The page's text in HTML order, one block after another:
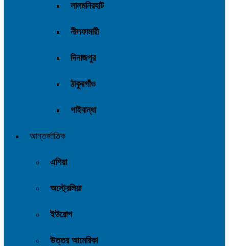
লালমনিরহাট
নীলফামারী
দিনাজপুর
ঠাকুরগাঁও
গাইবান্ধা
আন্তর্জাতিক
এশিয়া
অস্ট্রেলিয়া
ইউরোপ
উত্তর আমেরিকা